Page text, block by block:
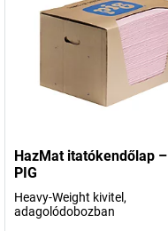
HazMat itatókendőlap –
PIG
Heavy-Weight kivitel,
adagolódobozban